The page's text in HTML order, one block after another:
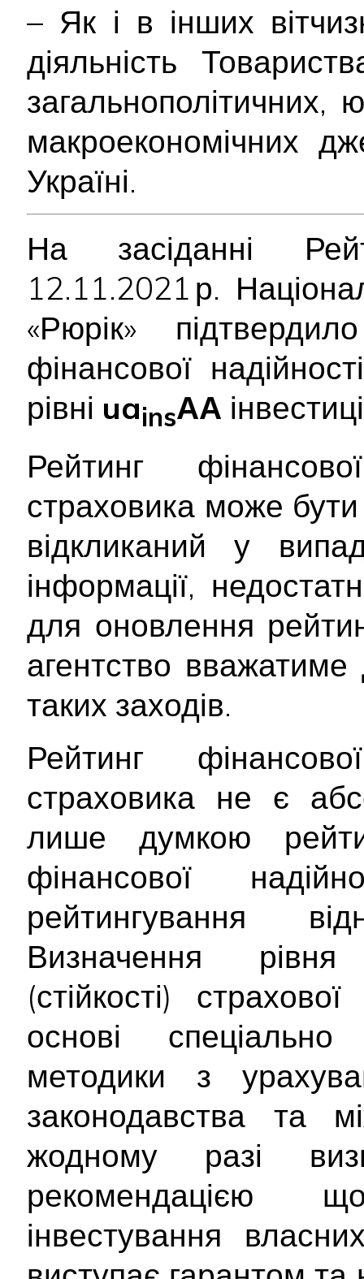
– Як і в інших
діяльність
загальнополітичних,
макроекономічних
Україні.
На засіданні
12.11.2021 р.
«Рюрік»
фінансової
рівні uainsАА
Рейтинг
страховика може
відкликаний у
інформації,
для оновлення
агентство вважатиме
таких заходів.
Рейтинг
страховика не є
лише думкою
фінансової
рейтингування
Визначення рівня
(стійкості)
основі спеціально
методики з
законодавства та
жодному разі
рекомендацією
інвестування